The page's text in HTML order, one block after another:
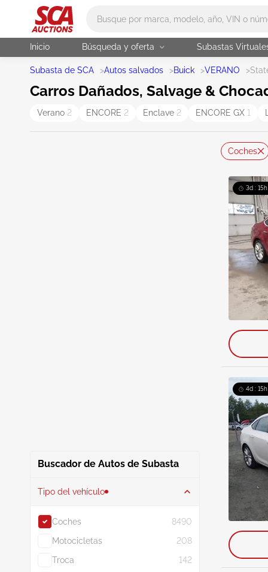
Inicio Búsqueda y oferta Subastas
Subasta de SCA >Autos salvados >Buick >VERANO >
Carros Dañados, Salvage &
Verano 2 ENCORE 2 Enclave 2 ENCORE GX 1
Buscador de Autos de Subasta
Tipo del vehículo
Coches
8490
Motocicletas
208
Troca
142
Coches
3d :
4d :